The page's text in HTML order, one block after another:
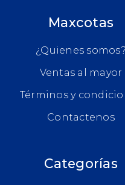
Maxcotas
¿Quienes somos?
Ventas al mayor
Términos y
Contactenos
Categorías